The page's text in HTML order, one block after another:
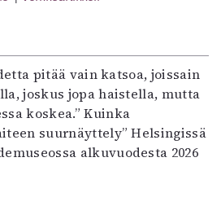
pitää vain katsoa, joissain
joskus jopa haistella, mutta
koskea.” Kuinka
suurnäyttely” Helsingissä
alkuvuodesta 2026